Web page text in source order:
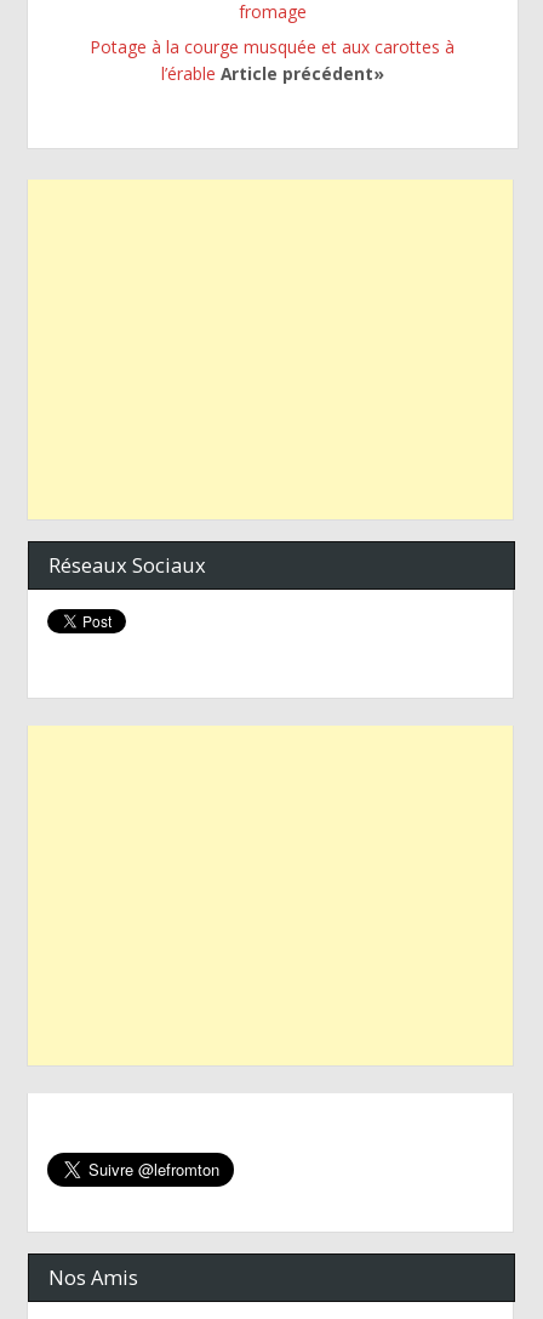
fromage
Potage à la courge musquée et aux carottes à
l’érable Article précédent»
Réseaux Sociaux
Nos Amis